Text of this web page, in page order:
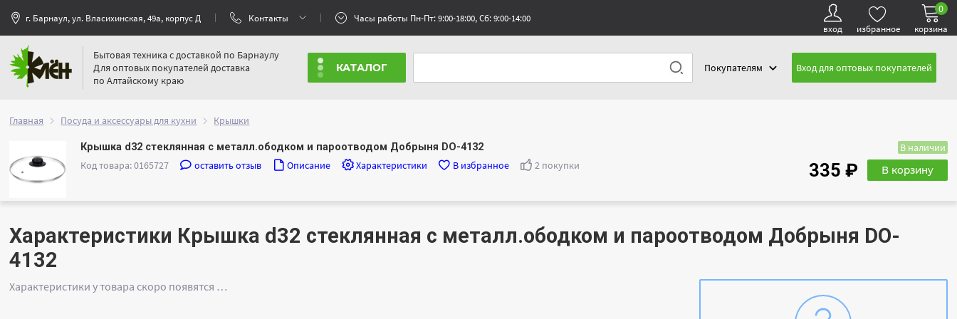
г. Барнаул, ул. Власихинская, 49а, корпус Д Контакты Часы работы Пн-Пт: 9:00-18:00, Сб: 9:00-14:00
вход избранное корзина
0
Бытовая техника с доставкой по Барнаулу
Для оптовых покупателей доставка
по Алтайскому краю
КАТАЛОГ Покупателям Вход для оптовых покупателей
Главная Посуда и аксессуары для кухни Крышки
Крышка d32 стеклянная с металл.ободком и пароотводом Добрыня DO-4132
Код товара: 0165727 оставить отзыв Описание Характеристики В избранное 2 покупки
В наличии
335 ₽ В корзину
Характеристики Крышка d32 стеклянная с металл.ободком и пароотводом Добрыня DO-
4132
Характеристики у товара скоро появятся …